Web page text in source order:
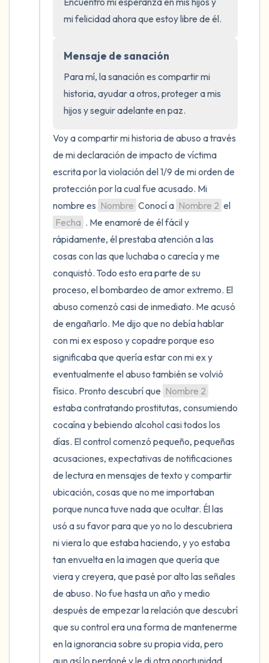
mi felicidad ahora que estoy libre de él.
Mensaje de sanación
Para mí, la sanación es compartir mi
historia, ayudar a otros, proteger a mis
hijos y seguir adelante en paz.
Voy a compartir mi historia de abuso a través
de mi declaración de impacto de víctima
escrita por la violación del 1/9 de mi orden de
protección por la cual fue acusado. Mi
nombre es Nombre Conocí a Nombre 2
Fecha . Me enamoré de él fácil y
rápidamente, él prestaba atención a las
cosas con las que luchaba o carecía y me
conquistó. Todo esto era parte de su
proceso, el bombardeo de amor extremo. El
abuso comenzó casi de inmediato. Me acusó
de engañarlo. Me dijo que no debía hablar
con mi ex esposo y copadre porque eso
significaba que quería estar con mi ex y
eventualmente el abuso también se volvió
físico. Pronto descubrí que Nombre 2
estaba contratando prostitutas, consumiendo
cocaína y bebiendo alcohol casi todos los
días. El control comenzó pequeño, pequeñas
acusaciones, expectativas de notificaciones
de lectura en mensajes de texto y compartir
ubicación, cosas que no me importaban
porque nunca tuve nada que ocultar. Él las
usó a su favor para que yo no lo descubriera
ni viera lo que estaba haciendo, y yo estaba
tan envuelta en la imagen que quería que
viera y creyera, que pasé por alto las señales
de abuso. No fue hasta un año y medio
después de empezar la relación que descubrí
que su control era una forma de mantenerme
en la ignorancia sobre su propia vida, pero
aun así lo perdoné y le di otra oportunidad
5 – cosas que puedes ver (puedes mirar
4 – cosas que puedes sentir (¿qué hay
frente a ti que puedas tocar?)
3 – cosas que puedes oír
2 – cosas que puedes oler
1 – cosa que te gusta de ti mismo.
Respira hondo para terminar.